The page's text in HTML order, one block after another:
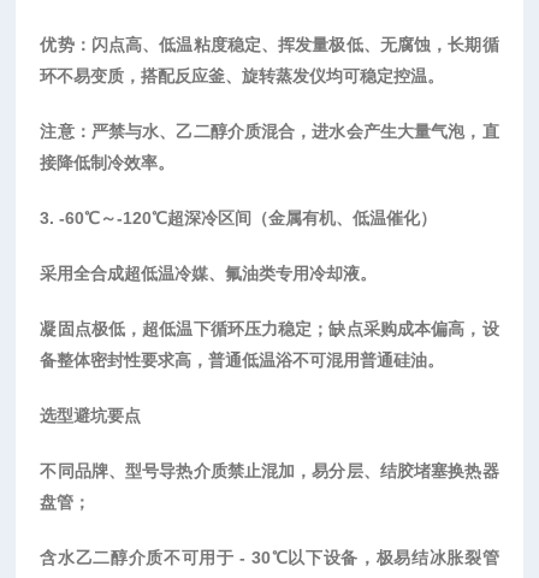
优势：闪点高、低温粘度稳定、挥发量极低、无腐蚀，长期循
环不易变质，搭配反应釜、旋转蒸发仪均可稳定控温。
注意：严禁与水、乙二醇介质混合，进水会产生大量气泡，直
接降低制冷效率。
3. -60℃～-120℃超深冷区间（金属有机、低温催化）
采用全合成超低温冷媒、氟油类专用冷却液。
凝固点极低，超低温下循环压力稳定；缺点采购成本偏高，设
备整体密封性要求高，普通低温浴不可混用普通硅油。
选型避坑要点
不同品牌、型号导热介质禁止混加，易分层、结胶堵塞换热器
盘管；
含水乙二醇介质不可用于 - 30℃以下设备，极易结冰胀裂管